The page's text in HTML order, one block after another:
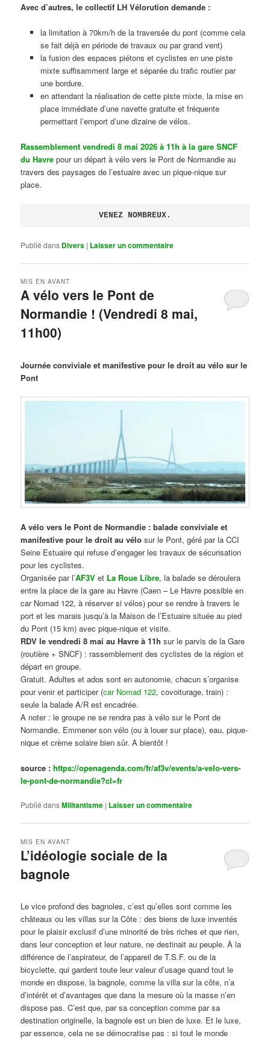
Avec d’autres, le collectif LH Vélorution demande :
la limitation à 70km/h de la traversée du pont (comme cela
se fait déjà en période de travaux ou par grand vent)
la fusion des espaces piétons et cyclistes en une piste
mixte suffisamment large et séparée du trafic routier par
une bordure.
en attendant la réalisation de cette piste mixte, la mise en
place immédiate d’une navette gratuite et fréquente
permettant l’emport d’une dizaine de vélos.
Rassemblement vendredi 8 mai 2026 à 11h à la gare SNCF
du Havre pour un départ à vélo vers le Pont de Normandie au
travers des paysages de l’estuaire avec un pique-nique sur
place.
VENEZ NOMBREUX.
Publié dans Divers | Laisser un commentaire
A vélo vers le Pont de
Normandie ! (Vendredi 8 mai,
11h00)
MIS EN AVANT
Journée conviviale et manifestive pour le droit au vélo sur le
Pont
A vélo vers le Pont de Normandie : balade conviviale et
manifestive pour le droit au vélo sur le Pont, géré par la CCI
Seine Estuaire qui refuse d’engager les travaux de sécurisation
pour les cyclistes.
Organisée par l’AF3V et La Roue Libre, la balade se déroulera
entre la place de la gare au Havre (Caen – Le Havre possible en
car Nomad 122, à réserver si vélos) pour se rendre à travers le
port et les marais jusqu’à la Maison de l’Estuaire située au pied
du Pont (15 km) avec pique-nique et visite.
RDV le vendredi 8 mai au Havre à 11h sur le parvis de la Gare
(routière + SNCF) : rassemblement des cyclistes de la région et
départ en groupe.
Gratuit. Adultes et ados sont en autonomie, chacun s’organise
pour venir et participer (car Nomad 122, covoiturage, train) :
seule la balade A/R est encadrée.
A noter : le groupe ne se rendra pas à vélo sur le Pont de
Normandie. Emmener son vélo (ou à louer sur place), eau, pique-
nique et crème solaire bien sûr. A bientôt !
source :https://openagenda.com/fr/af3v/events/a-velo-vers-
le-pont-de-normandie?cl=fr
Publié dansMilitantisme | Laisser un commentaire
L’idéologie sociale de la
bagnole
MIS EN AVANT
Le vice profond des bagnoles, c’est qu’elles sont comme les
châteaux ou les villas sur la Côte : des biens de luxe inventés
pour le plaisir exclusif d’une minorité de très riches et que rien,
dans leur conception et leur nature, ne destinait au peuple. À la
différence de l’aspirateur, de l’appareil de T.S.F. ou de la
bicyclette, qui gardent toute leur valeur d’usage quand tout le
monde en dispose, la bagnole, comme la villa sur la côte, n’a
d’intérêt et d’avantages que dans la mesure où la masse n’en
dispose pas. C’est que, par sa conception comme par sa
destination originelle, la bagnole est un bien de luxe. Et le luxe,
par essence, cela ne se démocratise pas : si tout le monde